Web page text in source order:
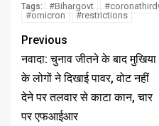
Tags: #Bihargovt
#omicron
#restrictions
Previous
नवादा: चुनाव जीतने के बाद मुखिया
के लोगों ने दिखाई पावर, वोट नहीं
देने पर तलवार से काटा कान, चार
पर एफआईआर